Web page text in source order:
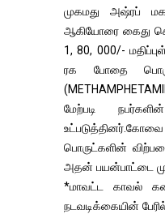
முகமது அஷ்ரப்
ஆகியோரை கைது
1, 80, 000/-
ரக போதை
மேற்படி
பொருட்களின்
அதன் பயன்பாட்டை
*மாவட்ட காவல்
நடவடிக்கையின்